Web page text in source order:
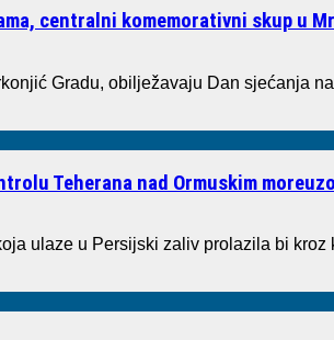
centralni komemorativni skup u
Gradu, obilježavaju Dan sjećanja
Teherana nad Ormuskim
ulaze u Persijski zaliv prolazila bi kroz